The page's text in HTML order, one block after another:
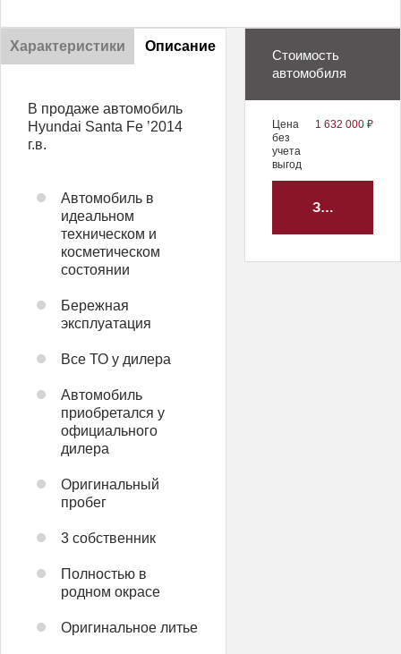
Характеристики Описание
В продаже автомобиль
Hyundai Santa Fe ’2014
г.в.
Автомобиль в
идеальном
техническом и
косметическом
состоянии
Бережная
эксплуатация
Все ТО у дилера
Автомобиль
приобретался у
официального
дилера
Оригинальный
пробег
3 собственник
Полностью в
родном окрасе
Оригинальное литье
Стоимость
автомобиля
Цена
без
учета
выгод
1 632 000 ₽